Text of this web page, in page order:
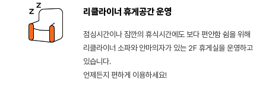
리클라이너 휴게공간 운영
점심시간이나 잠깐의 휴식시간에도 보다 편안함 쉼을 위해
리클라이너 소파와 안마의자가 있는 2F 휴게실을 운영하고
있습니다.
언제든지 편하게 이용하세요!